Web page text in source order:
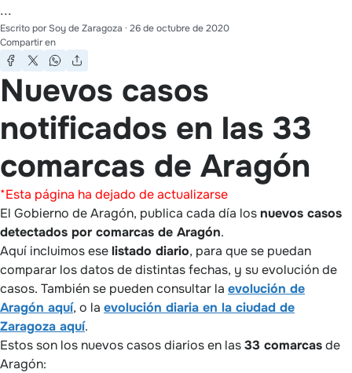
...
Escrito porSoy de Zaragoza · 26 de octubre de 2020
Compartir en
Nuevos casos
notificados en las 33
comarcas de Aragón
*Esta página ha dejado de actualizarse
El Gobierno de Aragón, publica cada día losnuevos casos
detectados por comarcas de Aragón.
Aquí incluimos eselistado diario, para que se puedan
comparar los datos de distintas fechas, y su evolución de
casos. También se pueden consultar la evolución de
Aragón aquí, o la evolución diaria en la ciudad de
Zaragoza aquí.
Estos son los nuevos casos diarios en las33 comarcasde
Aragón: